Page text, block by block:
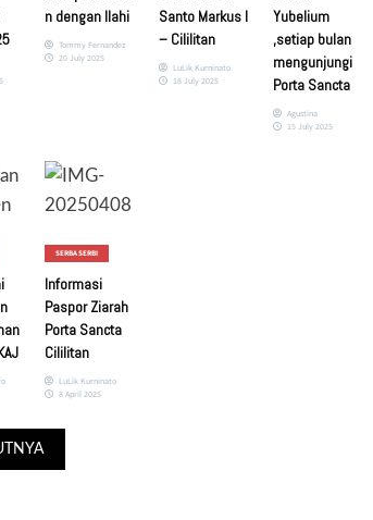
n dengan Ilahi
Tommy Fernandez
20 July 2025
Santo Markus I
– Cililitan
LuLik Kurninato
18 July 2025
Yubelium
,setiap bulan
mengunjungi
Porta Sancta
Agustina
15 July 2025
SERBA SERBI
Informasi
Paspor Ziarah
Porta Sancta
Cililitan
LuLik Kurninato
8 April 2025